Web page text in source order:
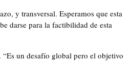
y transversal. Esperamos que esta
darse para la factibilidad de esta
un desafío global pero el objetivo